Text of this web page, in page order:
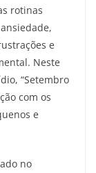
rotinas
e
Neste
“Setembro
com os
e
no